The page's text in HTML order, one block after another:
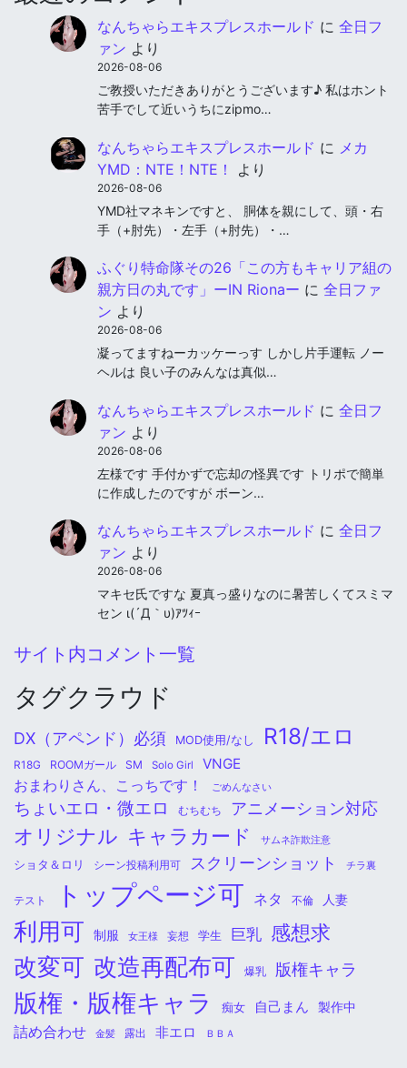
なんちゃらエキスプレスホールド に 全日フ
ァン より
2026-08-06
ご教授いただきありがとうございます♪ 私はホント
苦手でして近いうちにzipmo…
なんちゃらエキスプレスホールド に メカ
YMD：NTE！NTE！
より
2026-08-06
YMD社マネキンですと、 胴体を親にして、頭・右
手（+肘先）・左手（+肘先）・…
ふぐり特命隊その26「この方もキャリア組の
親方日の丸です」ーIN Rionaー に 全日ファ
ン より
2026-08-06
凝ってますねーカッケーっす しかし片手運転 ノー
ヘルは 良い子のみんなは真似…
なんちゃらエキスプレスホールド に 全日フ
ァン より
2026-08-06
左様です 手付かずで忘却の怪異です トリポで簡単
に作成したのですが ボーン…
なんちゃらエキスプレスホールド に 全日フ
ァン より
2026-08-06
マキセ氏ですな 夏真っ盛りなのに暑苦しくてスミマ
セン ι(´Д｀υ)ｱﾂｨｰ
サイト内コメント一覧
タグクラウド
DX（アペンド）必須 MOD使用/なし R18/エロ
R18G ROOMガール SM Solo Girl VNGE
おまわりさん、こっちです！ ごめんなさい
ちょいエロ・微エロ むちむち アニメーション対応
オリジナル キャラカード サムネ詐欺注意
ショタ＆ロリ シーン投稿利用可 スクリーンショット チラ裏
テスト トップページ可 ネタ 不倫 人妻
利用可 制服 女王様 妄想 学生 巨乳 感想求
改変可 改造再配布可 爆乳 版権キャラ
版権・版権キャラ 痴女 自己まん 製作中
詰め合わせ 金髪 露出 非エロ ＢＢＡ